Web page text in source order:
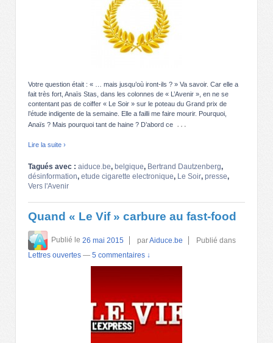
Votre question était : « … mais jusqu’où iront-ils ? » Va savoir. Car elle a
fait très fort, Anaïs Stas, dans les colonnes de « L’Avenir », en ne se
contentant pas de coiffer « Le Soir » sur le poteau du Grand prix de
l’étude indigente de la semaine. Elle a failli me faire mourir. Pourquoi,
Anaïs ? Mais pourquoi tant de haine ? D’abord ce …
Lire la suite ›
Tagués avec : aiduce.be, belgique, Bertrand Dautzenberg,
désinformation, etude cigarette electronique, Le Soir, presse,
Vers l'Avenir
Quand « Le Vif » carbure au fast-food
Publié le 26 mai 2015 parAiduce.be
Publié dans
Lettres ouvertes — 5 commentaires ↓